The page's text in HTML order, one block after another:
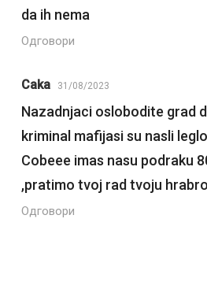
da ih nema
Одговори
Caka 31/08/2023
Nazadnjaci oslobodite grad
kriminal mafijasi su nasli
Cobeee imas nasu podraku
,pratimo tvoj rad tvoju
Одговори